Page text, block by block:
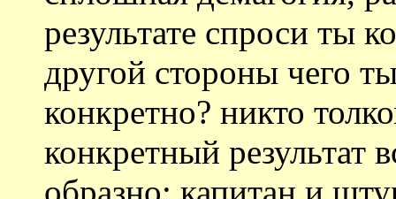
результате спроси ты
другой стороны чего
конкретно? никто
конкретный результат